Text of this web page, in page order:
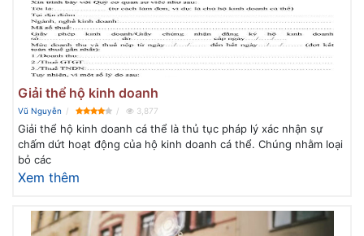
Giải thể hộ kinh doanh
Vũ Nguyễn 3,877
Giải thể hộ kinh doanh cá thể là thủ tục pháp lý xác nhận sự
chấm dứt hoạt động của hộ kinh doanh cá thể. Chúng nhằm loại
bỏ các
Xem thêm